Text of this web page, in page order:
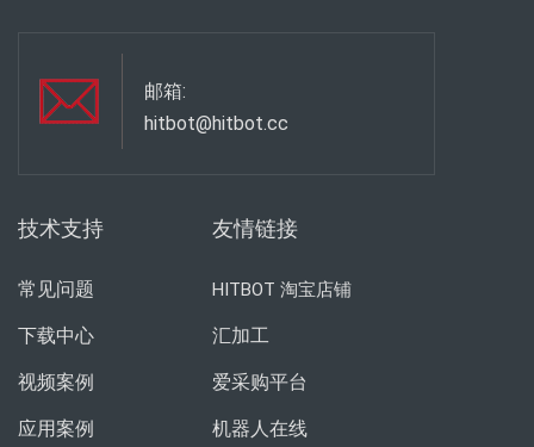
邮箱:
hitbot@hitbot.cc
技术支持
常见问题
下载中心
视频案例
应用案例
友情链接
HITBOT 淘宝店铺
汇加工
爱采购平台
机器人在线